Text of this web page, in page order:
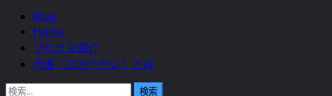
ニ
Blog
Home
ブログ主紹介
光害（ひかりがい）とは
検